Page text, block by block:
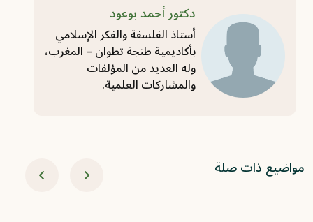
دكتور أحمد بوعود
أستاذ الفلسفة والفكر الإسلامي
بأكاديمية طنجة تطوان – المغرب،
وله العديد من المؤلفات
والمشاركات العلمية.
مواضيع ذات صلة